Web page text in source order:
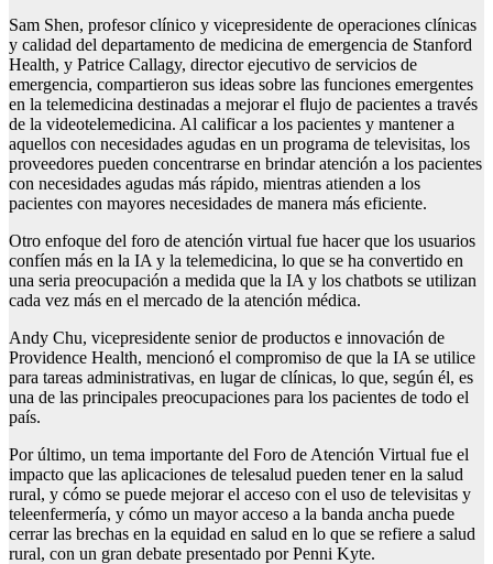
Sam Shen, profesor clínico y vicepresidente de operaciones clínicas
y calidad del departamento de medicina de emergencia de Stanford
Health, y Patrice Callagy, director ejecutivo de servicios de
emergencia, compartieron sus ideas sobre las funciones emergentes
en la telemedicina destinadas a mejorar el flujo de pacientes a través
de la videotelemedicina. Al calificar a los pacientes y mantener a
aquellos con necesidades agudas en un programa de televisitas, los
proveedores pueden concentrarse en brindar atención a los pacientes
con necesidades agudas más rápido, mientras atienden a los
pacientes con mayores necesidades de manera más eficiente.
Otro enfoque del foro de atención virtual fue hacer que los usuarios
confíen más en la IA y la telemedicina, lo que se ha convertido en
una seria preocupación a medida que la IA y los chatbots se utilizan
cada vez más en el mercado de la atención médica.
Andy Chu, vicepresidente senior de productos e innovación de
Providence Health, mencionó el compromiso de que la IA se utilice
para tareas administrativas, en lugar de clínicas, lo que, según él, es
una de las principales preocupaciones para los pacientes de todo el
país.
Por último, un tema importante del Foro de Atención Virtual fue el
impacto que las aplicaciones de telesalud pueden tener en la salud
rural, y cómo se puede mejorar el acceso con el uso de televisitas y
teleenfermería, y cómo un mayor acceso a la banda ancha puede
cerrar las brechas en la equidad en salud en lo que se refiere a salud
rural, con un gran debate presentado por Penni Kyte.